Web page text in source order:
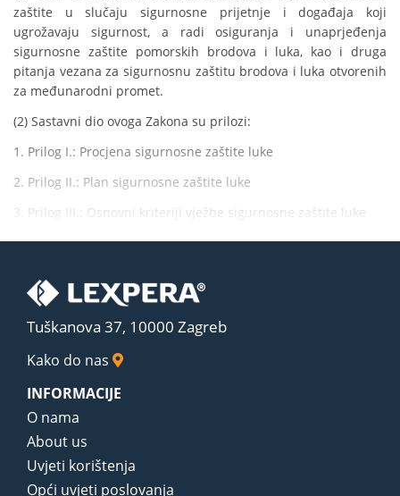
zaštite u slučaju sigurnosne prijetnje i događaja koji
ugrožavaju sigurnost, a radi osiguranja i unaprjeđenja
sigurnosne zaštite pomorskih brodova i luka, kao i druga
pitanja vezana za sigurnosnu zaštitu brodova i luka otvorenih
za međunarodni promet.
(2) Sastavni dio ovoga Zakona su prilozi:
1. Prilog I.: Procjena sigurnosne zaštite luke
2. Prilog II.: Plan sigurnosne zaštite luke
3. Prilog III.: Osnovni kriteriji vježbe sigurnosne zaštite luke
Tuškanova 37, 10000 Zagreb
Kako do nas
INFORMACIJE
O nama
About us
Uvjeti korištenja
Opći uvjeti poslovanja